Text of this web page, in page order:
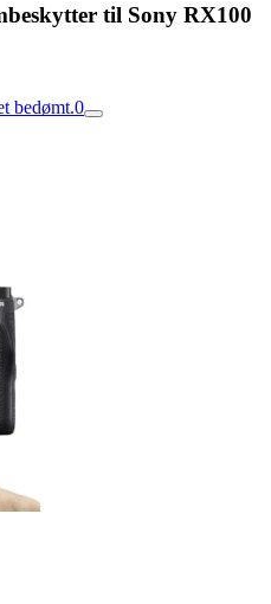
til Sony RX100
bedømt.0